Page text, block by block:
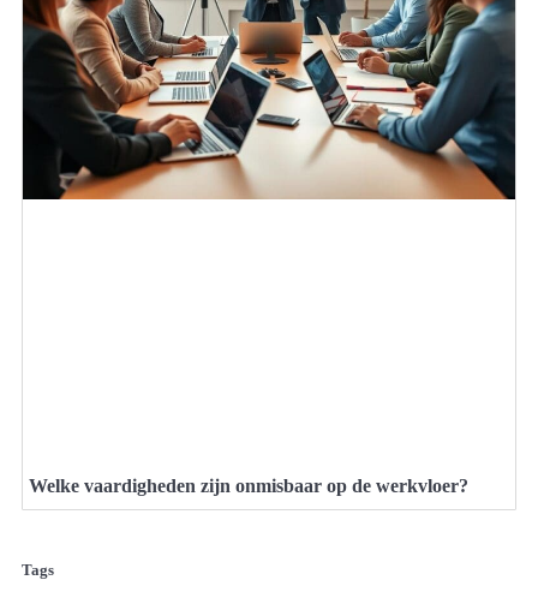
Welke vaardigheden zijn onmisbaar op de werkvloer?
Tags